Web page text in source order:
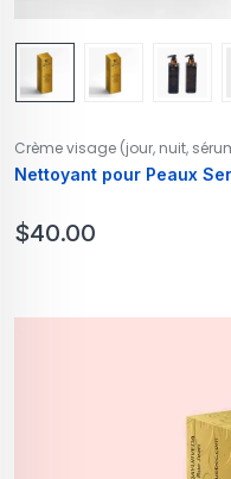
Crème visage (jour, nuit,
Nettoyant pour Peaux
$40.00